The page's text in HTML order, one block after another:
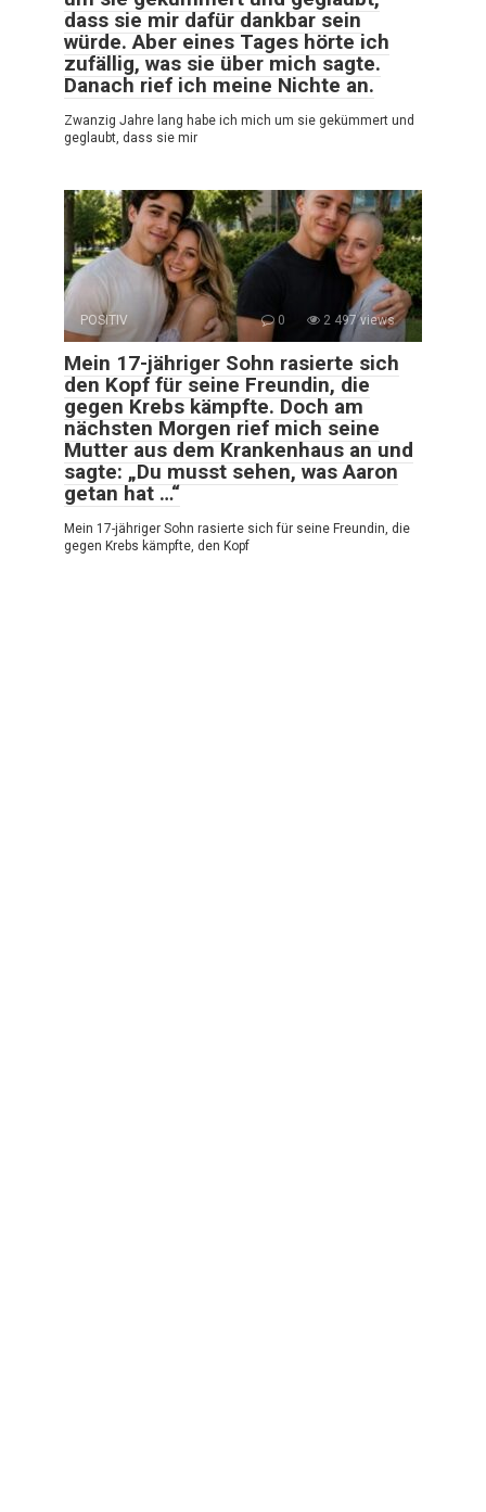
dass sie mir dafür dankbar sein
würde. Aber eines Tages hörte ich
zufällig, was sie über mich sagte.
Danach rief ich meine Nichte an.
Zwanzig Jahre lang habe ich mich um sie gekümmert und
geglaubt, dass sie mir
POSITIV 0 2 497 views
Mein 17-jähriger Sohn rasierte sich
den Kopf für seine Freundin, die
gegen Krebs kämpfte. Doch am
nächsten Morgen rief mich seine
Mutter aus dem Krankenhaus an und
sagte: „Du musst sehen, was Aaron
getan hat …“
Mein 17-jähriger Sohn rasierte sich für seine Freundin, die
gegen Krebs kämpfte, den Kopf